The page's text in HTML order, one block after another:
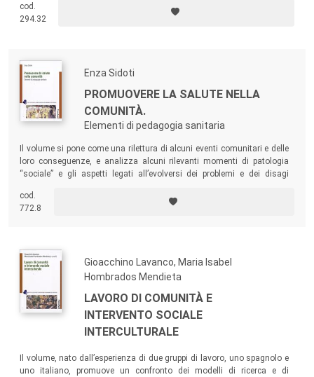
consumption among young people in Europe, in order to support new
policies and intervention strategies in facing this increasing
cod.
294.32
Enza Sidoti
PROMUOVERE LA SALUTE NELLA
COMUNITÀ.
Elementi di pedagogia sanitaria
Il volume si pone come una rilettura di alcuni eventi comunitari e delle
loro conseguenze, e analizza alcuni rilevanti momenti di patologia
“sociale” e gli aspetti legati all’evolversi dei problemi e dei disagi
visti nel loro contesto di costruzione di benessere o, al contrario, di
malessere.
cod.
772.8
Gioacchino Lavanco, Maria Isabel
Hombrados Mendieta
LAVORO DI COMUNITÀ E
INTERVENTO SOCIALE
INTERCULTURALE
Il volume, nato dall’esperienza di due gruppi di lavoro, uno spagnolo e
uno italiano, promuove un confronto dei modelli di ricerca e di